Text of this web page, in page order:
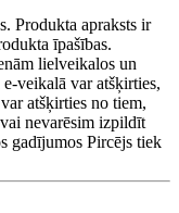
Produkta apraksts ir
īpašības.
lielveikalos un
veikalā var atšķirties,
atšķirties no tiem,
nevarēsim izpildīt
gadījumos Pircējs tiek